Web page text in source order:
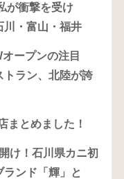
が衝撃を受け
川・富山・福井
ープンの注目
トラン、北陸が誇
まとめました！
け！石川県カニ初
ンド「輝」と